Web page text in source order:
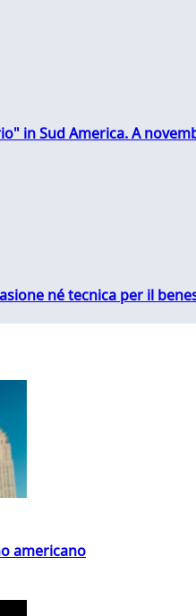
in Sud America. A
né tecnica per il
americano